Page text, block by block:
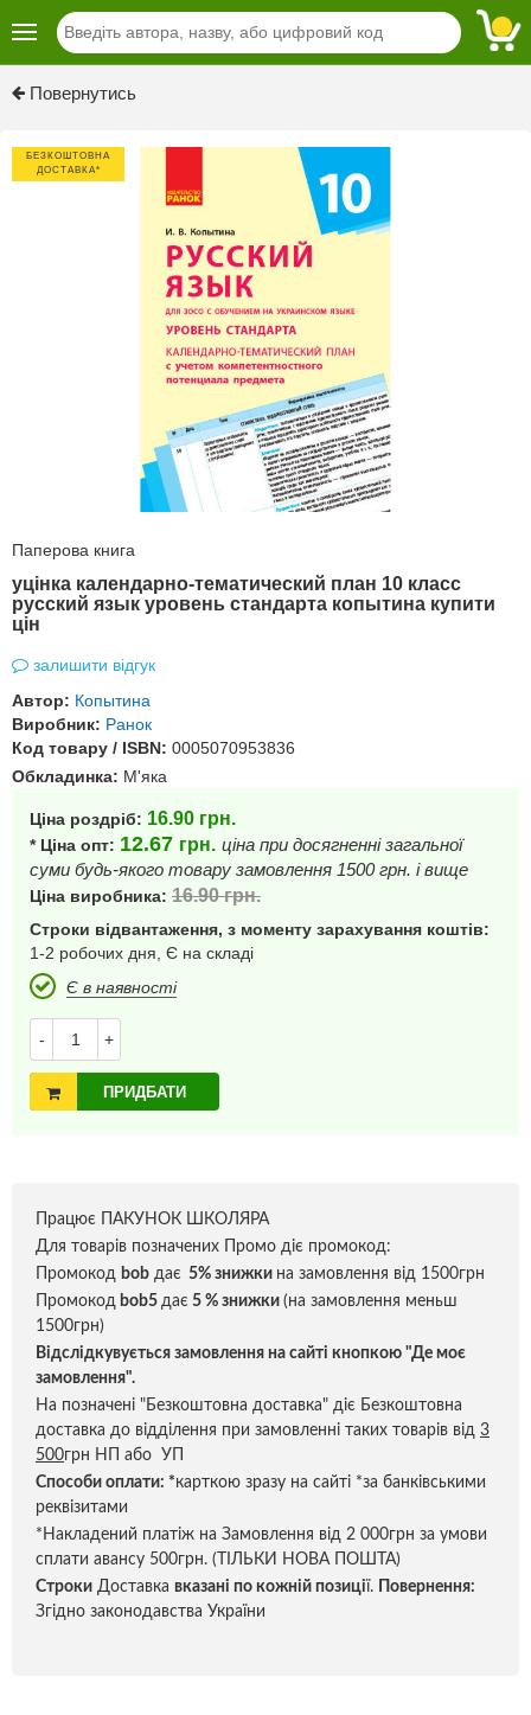
Повернутись
БЕЗКОШТОВНА
ДОСТАВКА*
Паперова книга
уцінка календарно-тематический план 10 класс
русский язык уровень стандарта копытина купити
цін
залишити відгук
Автор: Копытина
Виробник: Ранок
Код товару / ISBN: 0005070953836
Обкладинка: М'яка
Ціна роздріб: 16.90 грн.
* Ціна опт: 12.67 грн. ціна при досягненні загальної
суми будь-якого товару замовлення 1500 грн. і вище
Ціна виробника: 16.90грн.
Строки відвантаження, з моменту зарахування коштів:
1-2 робочих дня, Є на складі
Є в наявності
- +
ПРИДБАТИ
Працює ПАКУНОК ШКОЛЯРА
Для товарів позначених Промо діє промокод:
Промокод bob дає 5% знижки на замовлення від 1500грн
Промокод bob5 дає 5 % знижки (на замовлення меньш
1500грн)
Відслідкувується замовлення на сайті кнопкою "Де моє
замовлення".
На позначені "Безкоштовна доставка" діє Безкоштовна
доставка до відділення при замовленні таких товарів від 3
500грн НП або УП
Способи оплати: *карткою зразу на сайті *за банківськими
реквізитами
*Накладений платіж на Замовлення від 2 000грн за умови
сплати авансу 500грн. (ТІЛЬКИ НОВА ПОШТА)
Строки Доставка вказані по кожній позиції.
Повернення:
Згідно законодавства України